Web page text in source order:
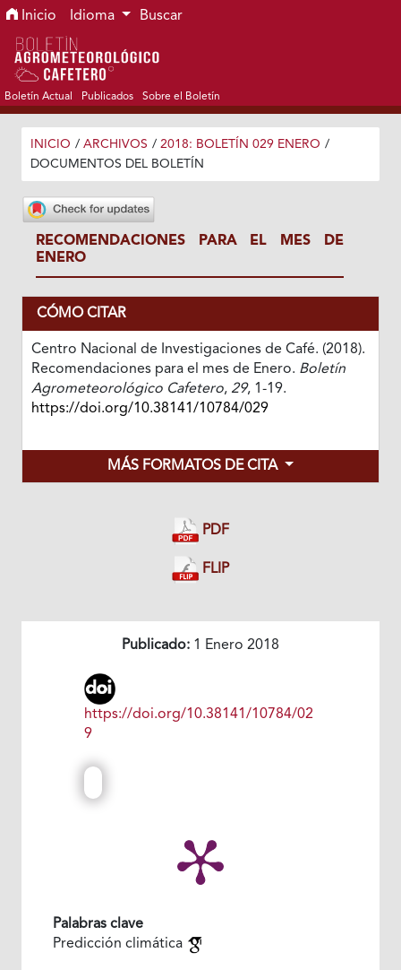
Ir al menú de navegación principal
Ir al contenido principal
Ir al pie de página del sitio
Inicio Idioma Buscar
Boletín Actual Publicados Sobre el Boletín
INICIO / ARCHIVOS / 2018: BOLETÍN 029 ENERO /
DOCUMENTOS DEL BOLETÍN
RECOMENDACIONES PARA EL MES DE
ENERO
CÓMO CITAR
Centro Nacional de Investigaciones de Café. (2018).
Recomendaciones para el mes de Enero. Boletín
Agrometeorológico Cafetero, 29, 1-19.
https://doi.org/10.38141/10784/029
MÁS FORMATOS DE CITA
PDF
FLIP
Publicado: 1 Enero 2018
https://doi.org/10.38141/10784/02
9
Palabras clave
Predicción climática